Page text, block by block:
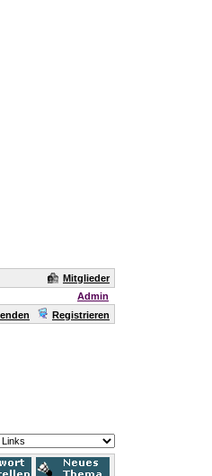
Mitglieder
Admin
Registrieren